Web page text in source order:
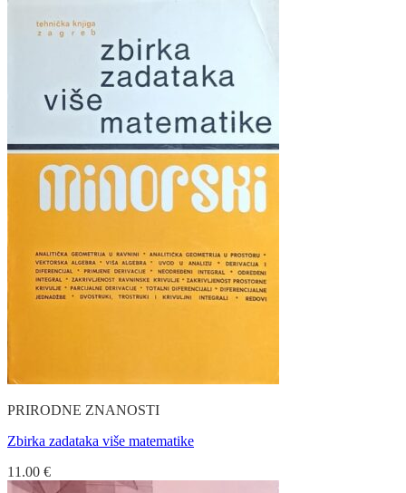
PRIRODNE ZNANOSTI
Zbirka zadataka više matematike
11.00 €